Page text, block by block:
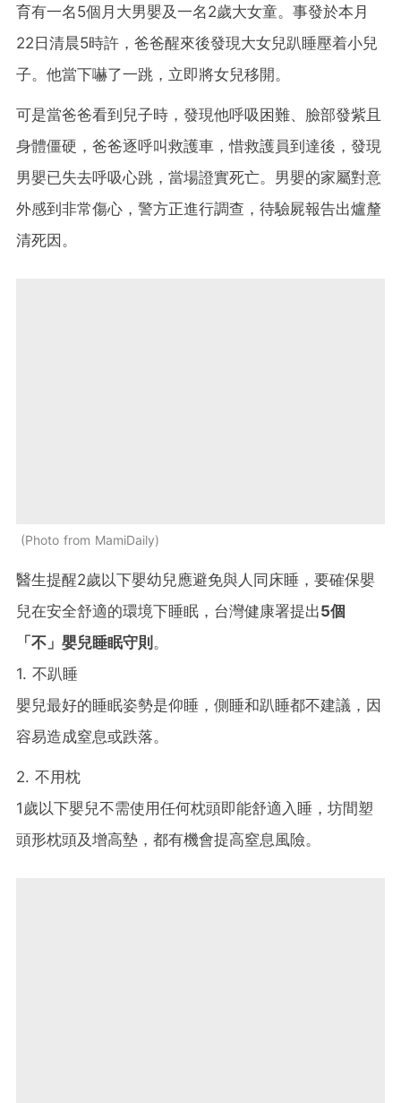
育有一名5個月大男嬰及一名2歲大女童。事發於本月
22日清晨5時許，爸爸醒來後發現大女兒趴睡壓着小兒
子。他當下嚇了一跳，立即將女兒移開。
可是當爸爸看到兒子時，發現他呼吸困難、臉部發紫且
身體僵硬，爸爸逐呼叫救護車，惜救護員到達後，發現
男嬰已失去呼吸心跳，當場證實死亡。男嬰的家屬對意
外感到非常傷心，警方正進行調查，待驗屍報告出爐釐
清死因。
Photo from MamiDaily
醫生提醒2歲以下嬰幼兒應避免與人同床睡，要確保嬰
兒在安全舒適的環境下睡眠，台灣健康署提出5個
「不」嬰兒睡眠守則 。
1. 不趴睡
嬰兒最好的睡眠姿勢是仰睡，側睡和趴睡都不建議，因
容易造成窒息或跌落。
2. 不用枕
1歲以下嬰兒不需使用任何枕頭即能舒適入睡，坊間塑
頭形枕頭及增高墊，都有機會提高窒息風險。